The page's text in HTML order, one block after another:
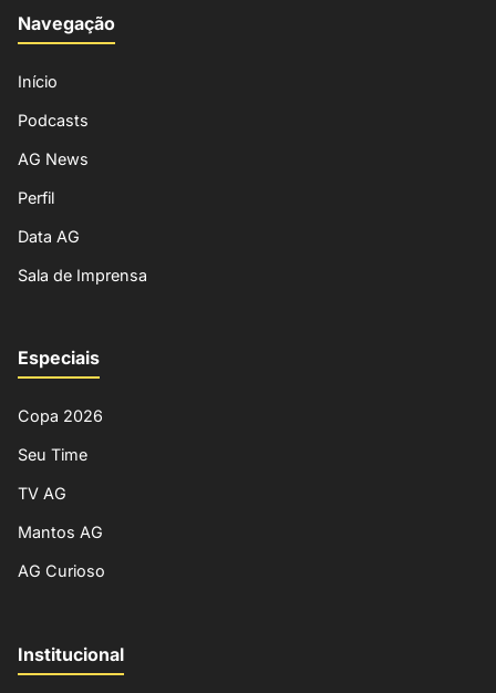
Navegação
Início
Podcasts
AG News
Perfil
Data AG
Sala de Imprensa
Especiais
Copa 2026
Seu Time
TV AG
Mantos AG
AG Curioso
Institucional